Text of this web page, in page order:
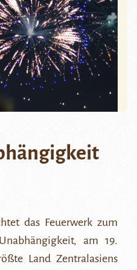
das Feuerwerk zum
am 19.
Land Zentralasiens